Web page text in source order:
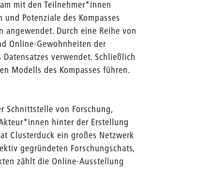
mit den Teilnehmer*innen
Potenziale des Kompasses
Durch eine Reihe von
Online-Gewohnheiten der
verwendet. Schließlich
Modells des Kompasses führen.
Schnittstelle von Forschung,
hinter der Erstellung
Clusterduck ein großes Netzwerk
gegründeten Forschungschats,
zählt die Online-Ausstellung